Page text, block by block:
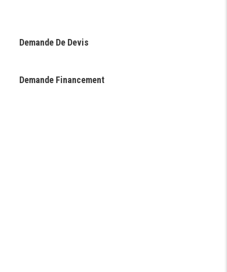
Demande De Devis
Demande Financement